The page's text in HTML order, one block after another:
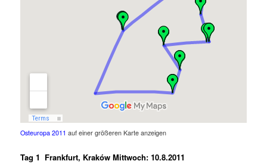
Osteuropa 2011 auf einer größeren Karte anzeigen
Tag 1 Frankfurt, Kraków Mittwoch: 10.8.2011